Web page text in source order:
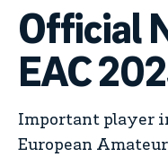
Official
EAC
Important player
European